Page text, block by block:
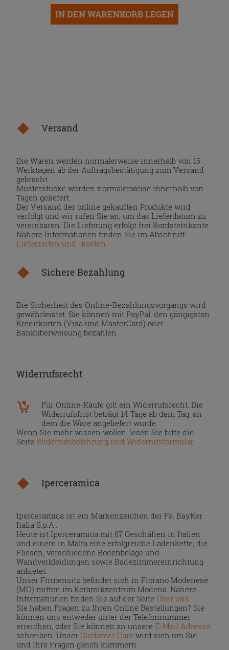
IN DEN WARENKORB LEGEN
Versand
Die Waren werden normalerweise innerhalb von 15
Werktagen ab der Auftragsbestätigung zum Versand
gebracht.
Musterstücke werden normalerweise innerhalb von
Tagen geliefert.
Der Versand der online gekauften Produkte wird
verfolgt und wir rufen Sie an, um das Lieferdatum zu
vereinbaren. Die Lieferung erfolgt frei Bordsteinkante.
Nähere Informationen finden Sie im Abschnitt
Lieferzeiten und -kosten
Sichere Bezahlung
Die Sicherheit des Online-Bezahlungsvorgangs wird
gewährleistet. Sie können mit PayPal, den gängigsten
Kreditkarten (Visa und MasterCard) oder
Banküberweisung bezahlen.
Widerrufsrecht
Für Online-Käufe gilt ein Widerrufsrecht. Die
Widerrufsfrist beträgt 14 Tage ab dem Tag, an
dem die Ware angeliefert wurde.
Wenn Sie mehr wissen wollen, lesen Sie bitte die
SeiteWiderrufsbelehrung und Widerrufsformular.
Iperceramica
Iperceramica ist ein Markenzeichen der Fa. BayKer
Italia S.p.A..
Heute ist Iperceramica mit 87 Geschäften in Italien
und einem in Malta eine erfolgreiche Ladenkette, die
Fliesen, verschiedene Bodenbeläge und
Wandverkleidungen sowie Badezimmereinrichtung
anbietet.
Unser Firmensitz befindet sich in Fiorano Modenese
(MO) mitten im Keramikzentrum Modena. Nähere
Informationen finden Sie auf der Seite Über uns
Sie haben Fragen zu Ihren Online Bestellungen? Sie
können uns entweder unter der Telefonnummer
erreichen, oder Sie können an unsereE-Mail Adresse
schreiben. UnserCustomer Care wird sich um Sie
und Ihre Fragen gleich kümmern.